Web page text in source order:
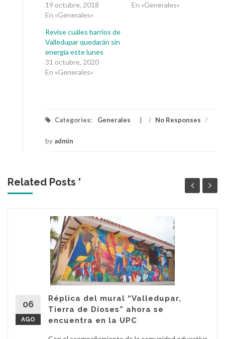
19 octubre, 2018
En «Generales»
En «Generales»
Revise cuáles barrios de
Valledupar quedarán sin
energía este lunes
31 octubre, 2020
En «Generales»
Categories: Generales / No Responses /
by admin
Related Posts '
06
AGO
Réplica del mural “Valledupar,
Tierra de Dioses” ahora se
encuentra en la UPC